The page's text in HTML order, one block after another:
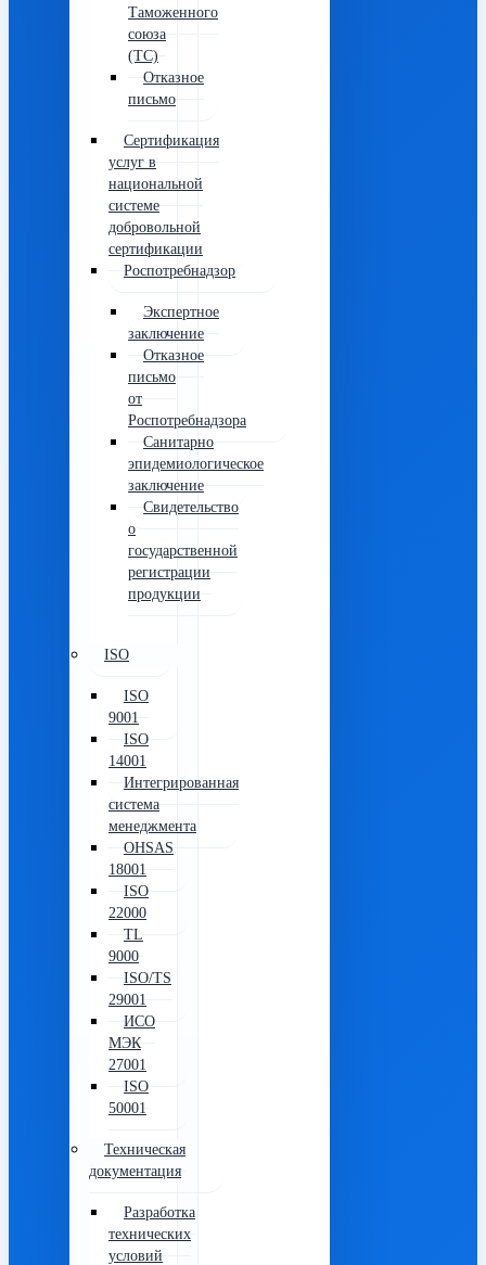
Таможенного
союза
(ТС)
Отказное
письмо
Сертификация
услуг в
национальной
системе
добровольной
сертификации
Роспотребнадзор
Экспертное
заключение
Отказное
письмо
от
Роспотребнадзора
Санитарно
эпидемиологическое
заключение
Свидетельство
о
государственной
регистрации
продукции
ISO
ISO
9001
ISO
14001
Интегрированная
система
менеджмента
OHSAS
18001
ISO
22000
TL
9000
ISO/TS
29001
ИСО
МЭК
27001
ISO
50001
Техническая
документация
Разработка
технических
условий